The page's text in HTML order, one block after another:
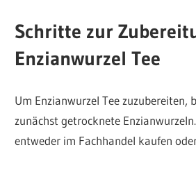
Schritte zur
Enzianwurzel Tee
Um Enzianwurzel Tee zuzubereiten,
zunächst getrocknete
entweder im Fachhandel kaufen